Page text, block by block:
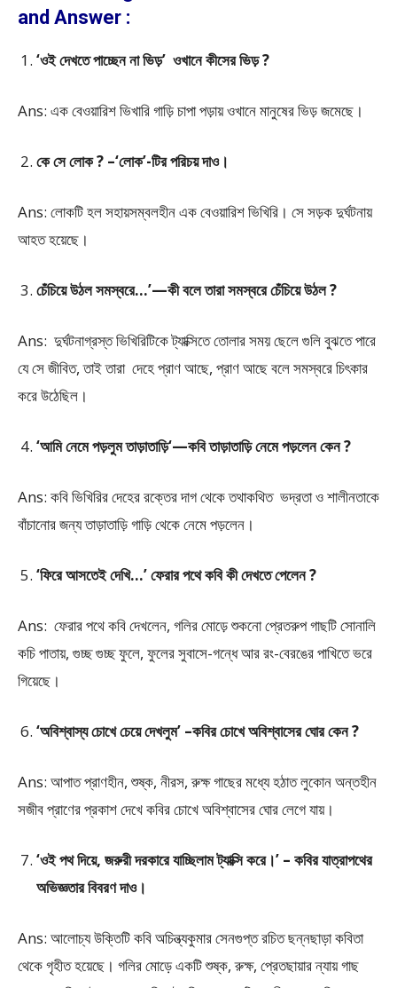
and Answer :
‘ওই দেখতে পাচ্ছেন না ভিড়’ ওখানে কীসের ভিড় ?
Ans: এক বেওয়ারিশ ভিখারি গাড়ি চাপা পড়ায় ওখানে মানুষের ভিড় জমেছে।
কে সে লোক ? –‘লোক’-টির পরিচয় দাও।
Ans: লোকটি হল সহায়সম্বলহীন এক বেওয়ারিশ ভিখিরি। সে সড়ক দুর্ঘটনায়
আহত হয়েছে।
চেঁচিয়ে উঠল সমস্বরে…’—কী বলে তারা সমস্বরে চেঁচিয়ে উঠল ?
Ans: দুর্ঘটনাগ্রস্ত ভিখিরিটিকে ট্যাক্সিতে তোলার সময় ছেলে গুলি বুঝতে পারে
যে সে জীবিত, তাই তারা দেহে প্রাণ আছে, প্রাণ আছে বলে সমস্বরে চিৎকার
করে উঠেছিল।
‘আমি নেমে পড়লুম তাড়াতাড়ি‘—কবি তাড়াতাড়ি নেমে পড়লেন কেন ?
Ans: কবি ভিখিরির দেহের রক্তের দাগ থেকে তথাকথিত ভদ্রতা ও শালীনতাকে
বাঁচানোর জন্য তাড়াতাড়ি গাড়ি থেকে নেমে পড়লেন।
‘ফিরে আসতেই দেখি…’ ফেরার পথে কবি কী দেখতে পেলেন ?
Ans: ফেরার পথে কবি দেখলেন, গলির মোড়ে শুকনো প্রেতরুপ গাছটি সোনালি
কচি পাতায়, গুচ্ছ গুচ্ছ ফুলে, ফুলের সুবাসে-গন্ধে আর রং-বেরঙের পাখিতে ভরে
গিয়েছে।
‘অবিশ্বাস্য চোখে চেয়ে দেখলুম’ –কবির চোখে অবিশ্বাসের ঘোর কেন ?
Ans: আপাত প্রাণহীন, শুষ্ক, নীরস, রুক্ষ গাছের মধ্যে হঠাত লুকোন অন্তহীন
সজীব প্রাণের প্রকাশ দেখে কবির চোখে অবিশ্বাসের ঘোর লেগে যায়।
‘ওই পথ দিয়ে, জরুরী দরকারে যাচ্ছিলাম ট্যাক্সি করে।’ – কবির যাত্রাপথের
অভিজ্ঞতার বিবরণ দাও।
Ans: আলোচ্য উক্তিটি কবি অচিন্ত্যকুমার সেনগুপ্ত রচিত ছন্নছাড়া কবিতা
থেকে গৃহীত হয়েছে। গলির মোড়ে একটি শুষ্ক, রুক্ষ, প্রেতছায়ার ন্যায় গাছ